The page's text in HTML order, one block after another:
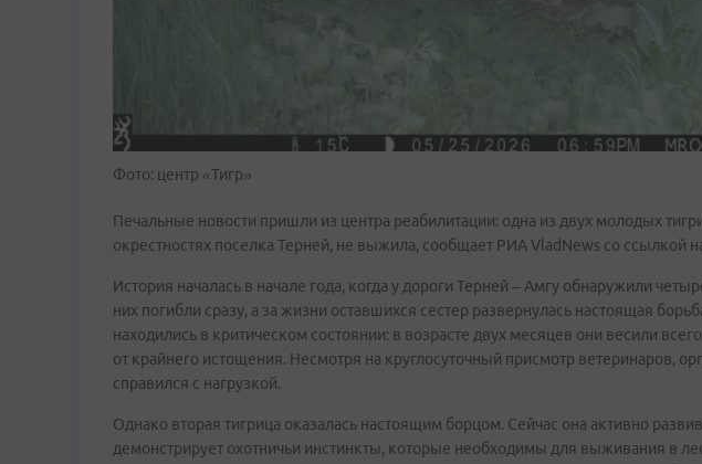
Фото: центр «Тигр»
Печальные новости пришли из центра реабилитации: одна из двух молодых
окрестностях поселка Терней, не выжила, сообщает РИА VladNews со ссылкой
История началась в начале года, когда у дороги Терней – Амгу обнаружили
них погибли сразу, а за жизни оставшихся сестер развернулась настоящая
находились в критическом состоянии: в возрасте двух месяцев они весили
от крайнего истощения. Несмотря на круглосуточный присмотр ветеринаров,
справился с нагрузкой.
Однако вторая тигрица оказалась настоящим борцом. Сейчас она активно
демонстрирует охотничьи инстинкты, которые необходимы для выживания в